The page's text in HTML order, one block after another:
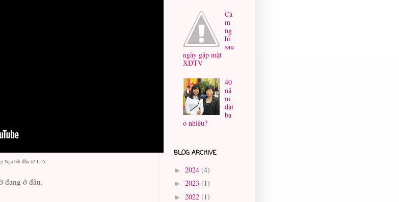
Nga bắt đầu từ 1:45
đang ở đâu.
Cả
m
ng
hĩ
sau
ngày gặp mặt
XĐTV
40
nă
m
dài
ba
o nhiêu?
BLOG ARCHIVE
► 2024 (4)
► 2023 (1)
► 2022 (1)